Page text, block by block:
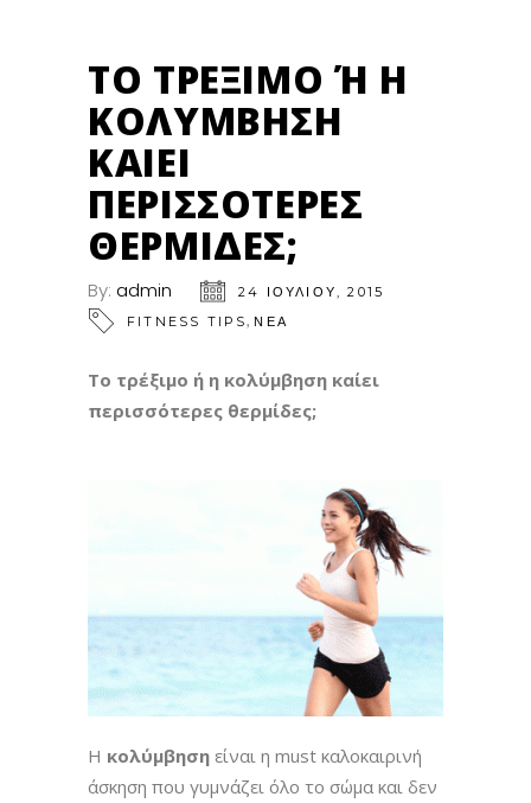
ΤΟ ΤΡΈΞΙΜΟ Ή Η Κ
ΟΛΎΜΒΗΣΗ Κ
ΑΊΕΙ Π
ΕΡΙΣΣΌΤΕΡΕΣ Θ
ΕΡΜΊΔΕΣ;
By: admin
24 ΙΟΥΛΊΟΥ, 2015
FITNESS TIPS,ΝΕΑ
Το τρέξιμο ή η κολύμβηση καίει
περισσότερες θερμίδες;
Η κολύμβηση είναι η must καλοκαιρινή
άσκηση που γυμνάζει όλο το σώμα και δεν